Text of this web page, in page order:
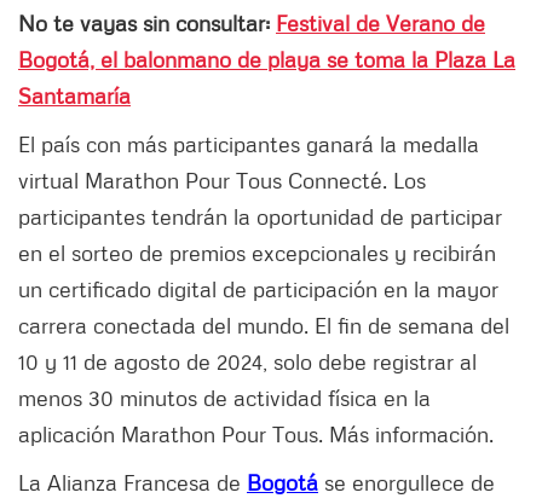
No te vayas sin consultar: Festival de Verano de
Bogotá, el balonmano de playa se toma la Plaza La
Santamaría
El país con más participantes ganará la medalla
virtual Marathon Pour Tous Connecté. Los
participantes tendrán la oportunidad de participar
en el sorteo de premios excepcionales y recibirán
un certificado digital de participación en la mayor
carrera conectada del mundo. El fin de semana del
10 y 11 de agosto de 2024, solo debe registrar al
menos 30 minutos de actividad física en la
aplicación Marathon Pour Tous. Más información.
La Alianza Francesa de Bogotá se enorgullece de